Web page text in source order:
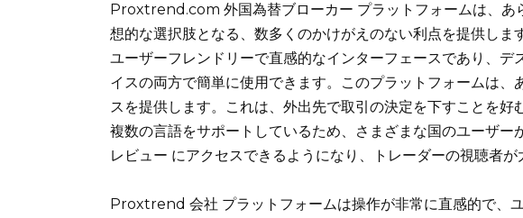
Proxtrend.com 外国為替ブローカー プラットフォームは、あ
想的な選択肢となる、数多くのかけがえのない利点を提供しま
ユーザーフレンドリーで直感的なインターフェースであり、デ
イスの両方で簡単に使用できます。このプラットフォームは、
スを提供します。これは、外出先で取引の決定を下すことを好
複数の言語をサポートしているため、さまざまな国のユーザ
レビュー にアクセスできるようになり、トレーダーの視聴者が
Proxtrend 会社 プラットフォームは操作が非常に直感的で、